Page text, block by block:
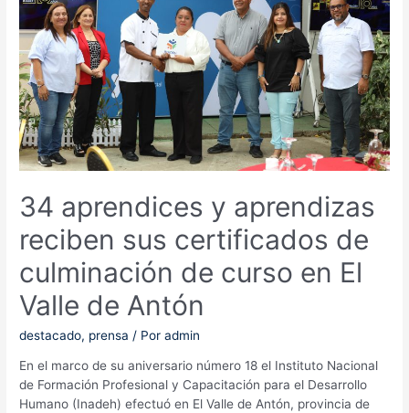
de
la
población
panameña
34 aprendices y aprendizas
reciben sus certificados de
culminación de curso en El
Valle de Antón
destacado, prensa / Poradmin
En el marco de su aniversario número 18 el Instituto Nacional
de Formación Profesional y Capacitación para el Desarrollo
Humano (Inadeh) efectuó en El Valle de Antón, provincia de